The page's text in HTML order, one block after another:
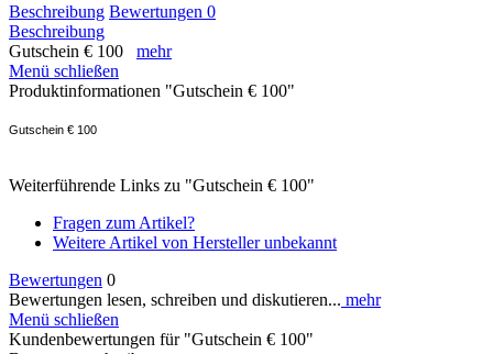
Beschreibung Bewertungen 0
Beschreibung
Gutschein € 100 mehr
Menü schließen
Produktinformationen "Gutschein € 100"
Gutschein € 100
Weiterführende Links zu "Gutschein € 100"
Fragen zum Artikel?
Weitere Artikel von Hersteller unbekannt
Bewertungen 0
Bewertungen lesen, schreiben und diskutieren... mehr
Menü schließen
Kundenbewertungen für "Gutschein € 100"